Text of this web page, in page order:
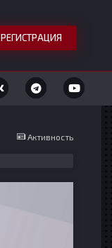
РЕГИСТРАЦИЯ
Активность